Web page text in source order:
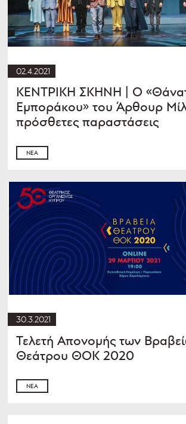
02.4.2021
ΚΕΝΤΡΙΚΗ ΣΚΗΝΗ | Ο
Εμποράκου» του Άρθουρ
πρόσθετες παραστάσεις
ΝΈΑ
30.3.2021
Τελετή Απονομής των
Θεάτρου ΘΟΚ 2020
ΝΈΑ